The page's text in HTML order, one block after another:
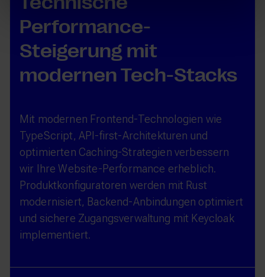
Performance-
Steigerung mit
modernen Tech-Stacks
Mit modernen Frontend-Technologien wie
TypeScript, API-first-Architekturen und
optimierten Caching-Strategien verbessern
wir Ihre Website-Performance erheblich.
Produktkonfiguratoren werden mit Rust
modernisiert, Backend-Anbindungen optimiert
und sichere Zugangsverwaltung mit Keycloak
implementiert.